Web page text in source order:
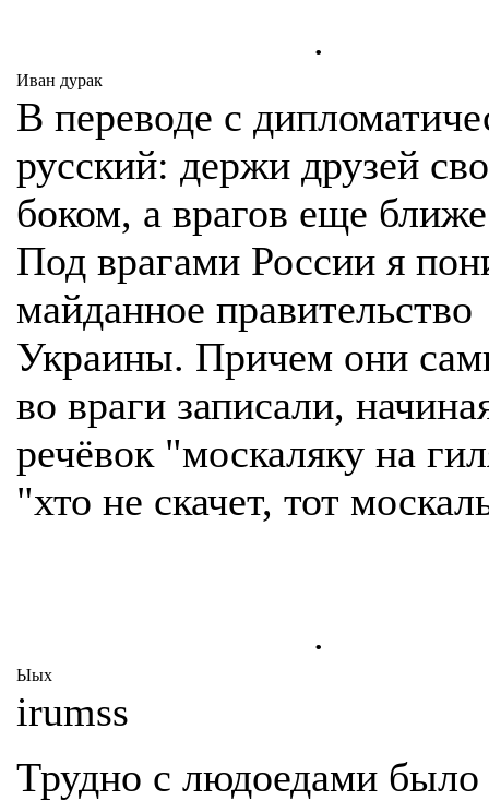
.
Иван дурак
В переводе с
русский: держи друзей
боком, а врагов еще
Под врагами России я
майданное правительство
Украины. Причем они
во враги записали,
речёвок "москаляку на
"хто не скачет, тот
.
Ыых
irumss
Трудно с людоедами